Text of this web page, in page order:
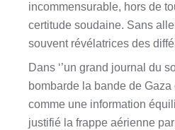
incommensurable, hors de
certitude soudaine. Sans
souvent révélatrices des
Dans ‘’un grand journal du
bombarde la bande de
comme une information
justifié la frappe aérienne